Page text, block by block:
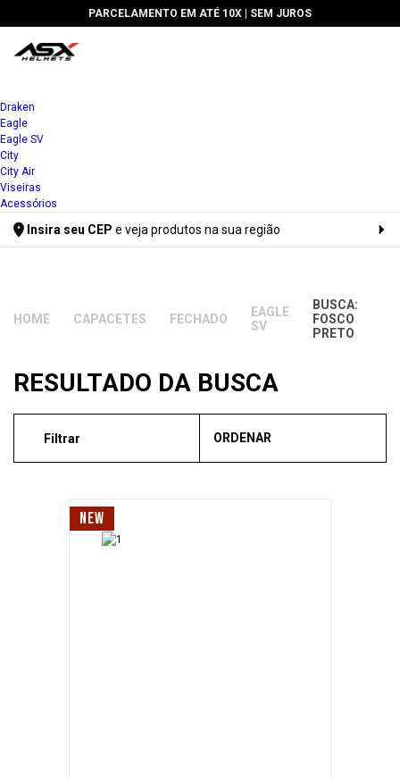
PARCELAMENTO EM ATÉ 10X | SEM JUROS
Draken
Eagle
Eagle SV
City
City Air
Viseiras
Acessórios
Insira seu CEP e veja produtos na sua região
CAPACETES FECHADO
EAGLE
SV
BUSCA:
FOSCO
PRETO
RESULTADO DA BUSCA
Filtrar ORDENAR
NEW